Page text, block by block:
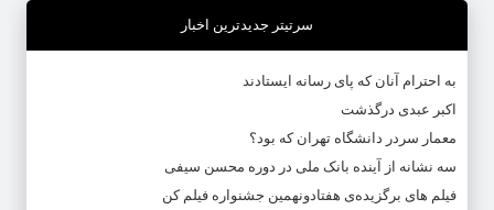
سرتیتر جدیدترین اخبار
به احترام آنان که پای رسانه ایستادند
اکبر عبدی درگذشت
معمار سردر دانشگاه تهران که بود؟
سه نشانه از آینده بانک ملی در دوره محسن سیفی
فیلم های برگزیده‌ی هفتادونهمین جشنواره فیلم کن